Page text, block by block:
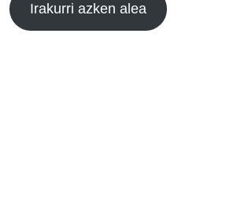
Irakurri azken alea